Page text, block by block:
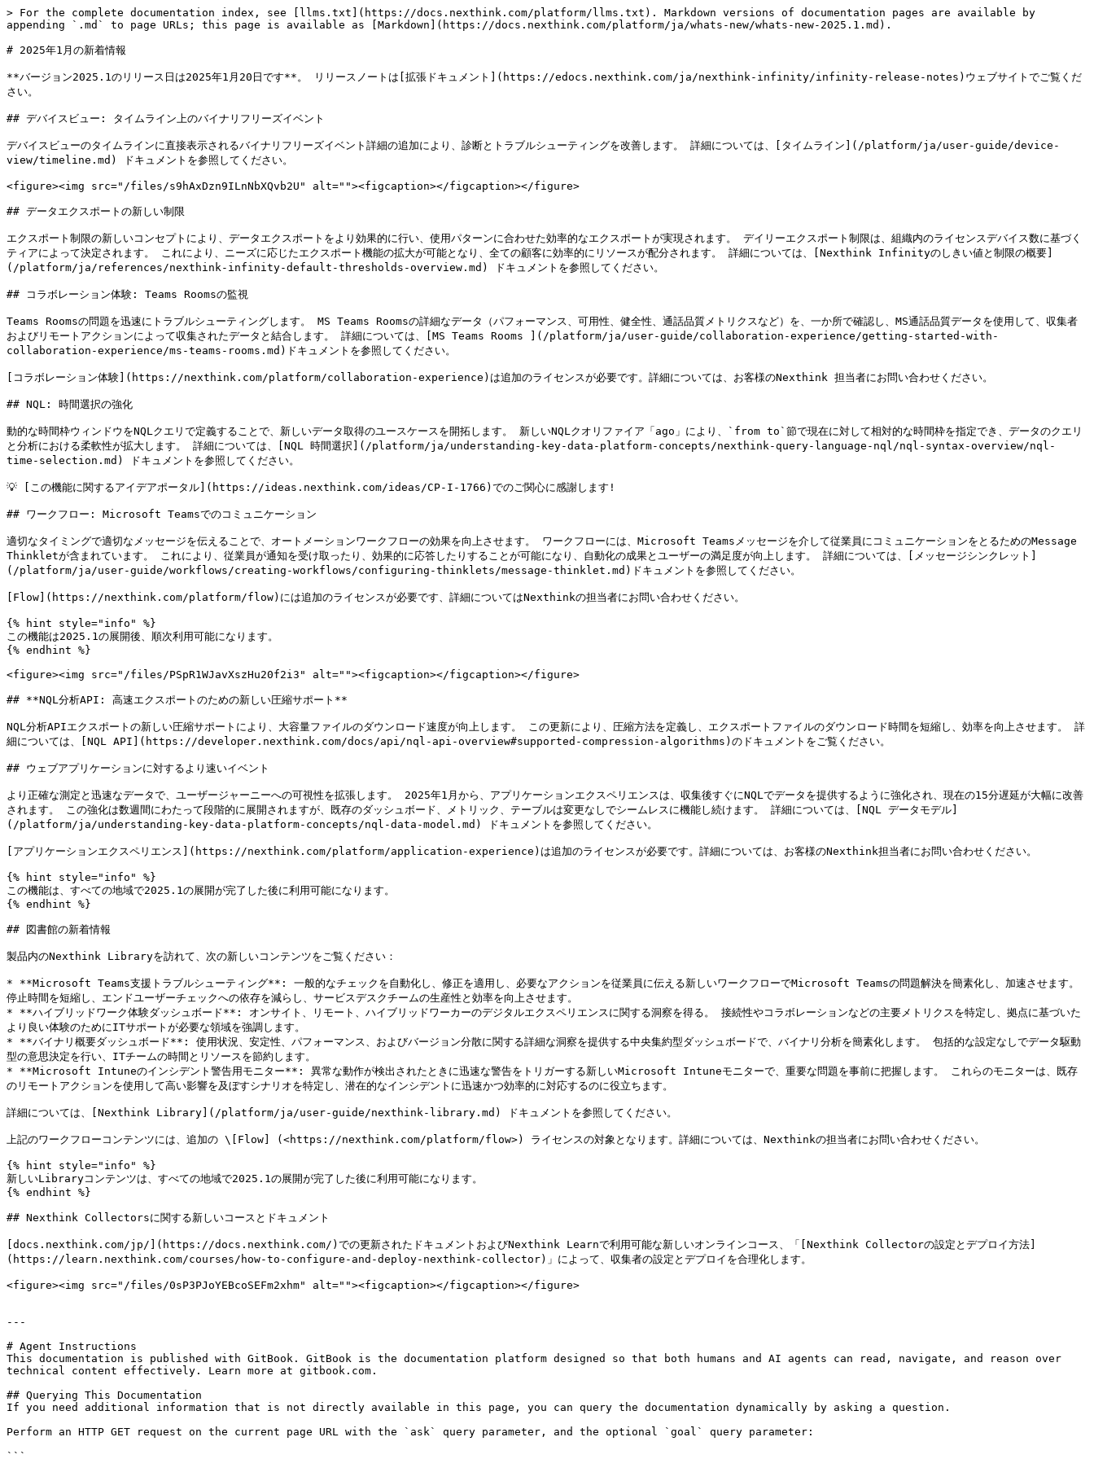
> For the complete documentation index, see [llms.txt](https://docs.nexthink.com/platform/llms.txt). Markdown versions of documentation pages are available by
appending `.md` to page URLs; this page is available as [Markdown](https://docs.nexthink.com/platform/ja/whats-new/whats-new-2025.1.md).
# 2025年1月の新着情報
**バージョン2025.1のリリース日は2025年1月20日です**。 リリースノートは[拡張ドキュメント](https://edocs.nexthink.com/ja/nexthink-infinity/infinity-release-notes)ウェブサイトでご覧くだ
さい。
## デバイスビュー: タイムライン上のバイナリフリーズイベント
デバイスビューのタイムラインに直接表示されるバイナリフリーズイベント詳細の追加により、診断とトラブルシューティングを改善します。 詳細については、[タイムライン](/platform/ja/user-guide/device-
view/timeline.md) ドキュメントを参照してください。
<figure><img src="/files/s9hAxDzn9ILnNbXQvb2U" alt=""><figcaption></figcaption></figure>
## データエクスポートの新しい制限
エクスポート制限の新しいコンセプトにより、データエクスポートをより効果的に行い、使用パターンに合わせた効率的なエクスポートが実現されます。 デイリーエクスポート制限は、組織内のライセンスデバイス数に基づく
ティアによって決定されます。 これにより、ニーズに応じたエクスポート機能の拡大が可能となり、全ての顧客に効率的にリソースが配分されます。 詳細については、[Nexthink Infinityのしきい値と制限の概要]
(/platform/ja/references/nexthink-infinity-default-thresholds-overview.md) ドキュメントを参照してください。
## コラボレーション体験: Teams Roomsの監視
Teams Roomsの問題を迅速にトラブルシューティングします。 MS Teams Roomsの詳細なデータ（パフォーマンス、可用性、健全性、通話品質メトリクスなど）を、一か所で確認し、MS通話品質データを使用して、収集者
およびリモートアクションによって収集されたデータと結合します。 詳細については、[MS Teams Rooms ](/platform/ja/user-guide/collaboration-experience/getting-started-with-
collaboration-experience/ms-teams-rooms.md)ドキュメントを参照してください。
[コラボレーション体験](https://nexthink.com/platform/collaboration-experience)は追加のライセンスが必要です。詳細については、お客様のNexthink 担当者にお問い合わせください。
## NQL: 時間選択の強化
動的な時間枠ウィンドウをNQLクエリで定義することで、新しいデータ取得のユースケースを開拓します。 新しいNQLクオリファイア「ago」により、`from to`節で現在に対して相対的な時間枠を指定でき、データのクエリ
と分析における柔軟性が拡大します。 詳細については、[NQL 時間選択](/platform/ja/understanding-key-data-platform-concepts/nexthink-query-language-nql/nql-syntax-overview/nql-
time-selection.md) ドキュメントを参照してください。
💡 [この機能に関するアイデアポータル](https://ideas.nexthink.com/ideas/CP-I-1766)でのご関心に感謝します!
## ワークフロー: Microsoft Teamsでのコミュニケーション
適切なタイミングで適切なメッセージを伝えることで、オートメーションワークフローの効果を向上させます。 ワークフローには、Microsoft Teamsメッセージを介して従業員にコミュニケーションをとるためのMessage
Thinkletが含まれています。 これにより、従業員が通知を受け取ったり、効果的に応答したりすることが可能になり、自動化の成果とユーザーの満足度が向上します。 詳細については、[メッセージシンクレット]
(/platform/ja/user-guide/workflows/creating-workflows/configuring-thinklets/message-thinklet.md)ドキュメントを参照してください。
[Flow](https://nexthink.com/platform/flow)には追加のライセンスが必要です、詳細についてはNexthinkの担当者にお問い合わせください。
{% hint style="info" %}
この機能は2025.1の展開後、順次利用可能になります。
{% endhint %}
<figure><img src="/files/PSpR1WJavXszHu20f2i3" alt=""><figcaption></figcaption></figure>
## **NQL分析API: 高速エクスポートのための新しい圧縮サポート**
NQL分析APIエクスポートの新しい圧縮サポートにより、大容量ファイルのダウンロード速度が向上します。 この更新により、圧縮方法を定義し、エクスポートファイルのダウンロード時間を短縮し、効率を向上させます。 詳
細については、[NQL API](https://developer.nexthink.com/docs/api/nql-api-overview#supported-compression-algorithms)のドキュメントをご覧ください。
## ウェブアプリケーションに対するより速いイベント
より正確な測定と迅速なデータで、ユーザージャーニーへの可視性を拡張します。 2025年1月から、アプリケーションエクスペリエンスは、収集後すぐにNQLでデータを提供するように強化され、現在の15分遅延が大幅に改善
されます。 この強化は数週間にわたって段階的に展開されますが、既存のダッシュボード、メトリック、テーブルは変更なしでシームレスに機能し続けます。 詳細については、[NQL データモデル]
(/platform/ja/understanding-key-data-platform-concepts/nql-data-model.md) ドキュメントを参照してください。
[アプリケーションエクスペリエンス](https://nexthink.com/platform/application-experience)は追加のライセンスが必要です。詳細については、お客様のNexthink担当者にお問い合わせください。
{% hint style="info" %}
この機能は、すべての地域で2025.1の展開が完了した後に利用可能になります。
{% endhint %}
## 図書館の新着情報
製品内のNexthink Libraryを訪れて、次の新しいコンテンツをご覧ください：
* **Microsoft Teams支援トラブルシューティング**: 一般的なチェックを自動化し、修正を適用し、必要なアクションを従業員に伝える新しいワークフローでMicrosoft Teamsの問題解決を簡素化し、加速させます。
停止時間を短縮し、エンドユーザーチェックへの依存を減らし、サービスデスクチームの生産性と効率を向上させます。
* **ハイブリッドワーク体験ダッシュボード**: オンサイト、リモート、ハイブリッドワーカーのデジタルエクスペリエンスに関する洞察を得る。 接続性やコラボレーションなどの主要メトリクスを特定し、拠点に基づいた
より良い体験のためにITサポートが必要な領域を強調します。
* **バイナリ概要ダッシュボード**: 使用状況、安定性、パフォーマンス、およびバージョン分散に関する詳細な洞察を提供する中央集約型ダッシュボードで、バイナリ分析を簡素化します。 包括的な設定なしでデータ駆動
型の意思決定を行い、ITチームの時間とリソースを節約します。
* **Microsoft Intuneのインシデント警告用モニター**: 異常な動作が検出されたときに迅速な警告をトリガーする新しいMicrosoft Intuneモニターで、重要な問題を事前に把握します。 これらのモニターは、既存
のリモートアクションを使用して高い影響を及ぼすシナリオを特定し、潜在的なインシデントに迅速かつ効率的に対応するのに役立ちます。
詳細については、[Nexthink Library](/platform/ja/user-guide/nexthink-library.md) ドキュメントを参照してください。
上記のワークフローコンテンツには、追加の \[Flow] (<https://nexthink.com/platform/flow>) ライセンスの対象となります。詳細については、Nexthinkの担当者にお問い合わせください。
{% hint style="info" %}
新しいLibraryコンテンツは、すべての地域で2025.1の展開が完了した後に利用可能になります。
{% endhint %}
## Nexthink Collectorsに関する新しいコースとドキュメント
[docs.nexthink.com/jp/](https://docs.nexthink.com/)での更新されたドキュメントおよびNexthink Learnで利用可能な新しいオンラインコース、「[Nexthink Collectorの設定とデプロイ方法]
(https://learn.nexthink.com/courses/how-to-configure-and-deploy-nexthink-collector)」によって、収集者の設定とデプロイを合理化します。
<figure><img src="/files/0sP3PJoYEBcoSEFm2xhm" alt=""><figcaption></figcaption></figure>
---
# Agent Instructions
This documentation is published with GitBook. GitBook is the documentation platform designed so that both humans and AI agents can read, navigate, and reason over
technical content effectively. Learn more at gitbook.com.
## Querying This Documentation
If you need additional information that is not directly available in this page, you can query the documentation dynamically by asking a question.
Perform an HTTP GET request on the current page URL with the `ask` query parameter, and the optional `goal` query parameter:
```